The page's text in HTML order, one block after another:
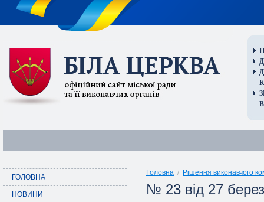
ГОЛОВНА
НОВИНИ
Головна / Рішення виконавчого
№ 23 від 27